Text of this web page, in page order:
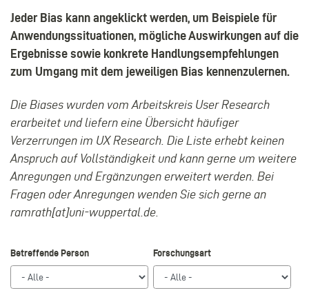
Jeder Bias kann angeklickt werden, um Beispiele für
Anwendungssituationen, mögliche Auswirkungen auf die
Ergebnisse sowie konkrete Handlungsempfehlungen
zum Umgang mit dem jeweiligen Bias kennenzulernen.
Die Biases wurden vom Arbeitskreis User Research
erarbeitet und liefern eine Übersicht häufiger
Verzerrungen im UX Research. Die Liste erhebt keinen
Anspruch auf Vollständigkeit und kann gerne um weitere
Anregungen und Ergänzungen erweitert werden. Bei
Fragen oder Anregungen wenden Sie sich gerne an
ramrath[at]uni-wuppertal.de.
Betreffende Person Forschungsart